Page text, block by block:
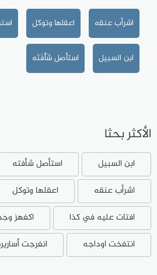
اشرأب عنقه اعقلها وتوكل
ابن السبيل استأصل شَأْفَتَه
الأكثر بحثا
ابن السبيل استأصل شأفته
اشرأب عنقه
اعقلها وتوكل
افتات عليه في كذا
اكفهز
انتفخت اوداجه
انفرجت